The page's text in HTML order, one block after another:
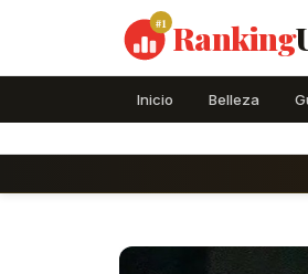
#1 Ranking
Inicio Belleza